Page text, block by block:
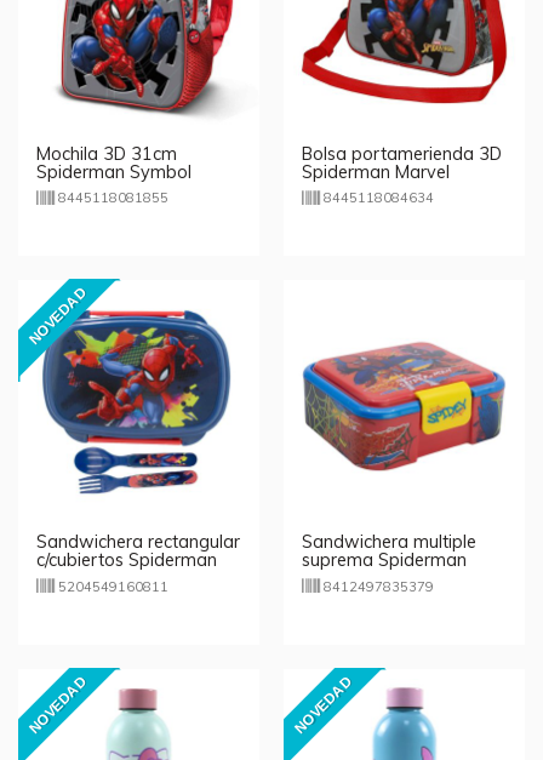
Mochila 3D 31cm
Spiderman Symbol
8445118081855
Bolsa portamerienda 3D
Spiderman Marvel
8445118084634
NOVEDAD
Sandwichera rectangular
c/cubiertos Spiderman
5204549160811
Sandwichera multiple
suprema Spiderman
8412497835379
NOVEDAD NOVEDAD